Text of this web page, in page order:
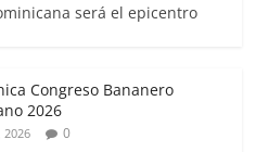
será el epicentro
Congreso Bananero
2026
2026 0